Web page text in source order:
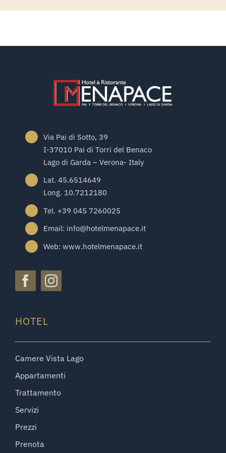
Via Pai di Sotto, 39
I-37010 Pai di Torri del Benaco
Lago di Garda – Verona- Italy
Lat. 45.6514649
Long. 10.7212180
Tel. +39 045 7260025
Email: info@hotelmenapace.it
Web: www.hotelmenapace.it
HOTEL
Camere Vista Lago
Appartamenti
Trattamento
Servizi
Prezzi
Prenota